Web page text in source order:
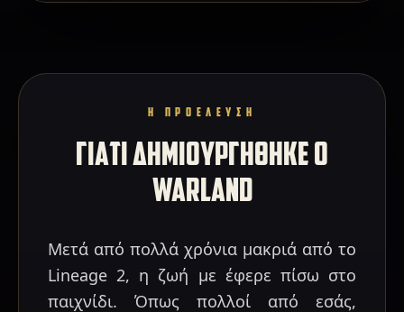
Η ΠΡΟΕΛΕΥΣΗ
ΓΙΑΤΙ ΔΗΜΙΟΥΡΓΗΘΗΚΕ Ο
WARLAND
Μετά από πολλά χρόνια μακριά από το
Lineage 2, η ζωή με έφερε πίσω στο
παιχνίδι. Όπως πολλοί από εσάς,